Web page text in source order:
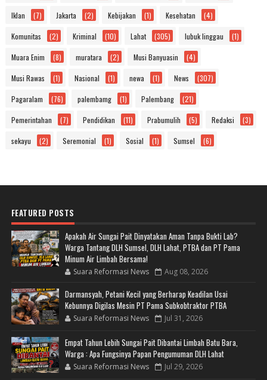
Iklan (7) Jakarta (2) Kebijakan (1) Kesehatan (4)
Komunitas (2) Kriminal (10) Lahat (305) lubuk linggau (1)
Muara Enim (8) muratara (2) Musi Banyuasin (4)
Musi Rawas (1) Nasional (1) newa (1) News (307)
Pagaralam (76) palembamg (1) Palembang (21)
Pemerintahan (7) Pendidikan (11) Prabumulih (5) Redaksi (3)
sekayu (2) Seremonial (1) Sosial (1) Sumsel (6)
FEATURED POSTS
Apakah Air Sungai Pait Dinyatakan Aman Tanpa Bukti Lab?
Warga Tantang DLH Sumsel, DLH Lahat, PTBA dan PT Pama
Minum Air Limbah Bersama!
Suara Reformasi News Aug 08, 2026
Darmansyah, Petani Kecil yang Berharap Keadilan Usai
Kebunnya Digilas Mesin PT Pama Subkobtraktor PTBA
Suara Reformasi News Jul 31, 2026
Empat Tahun Lebih Sungai Pait Dibantai Limbah Batu Bara,
Warga : Apa Fungsinya Papan Pengumuman DLH Lahat
Suara Reformasi News Jul 29, 2026